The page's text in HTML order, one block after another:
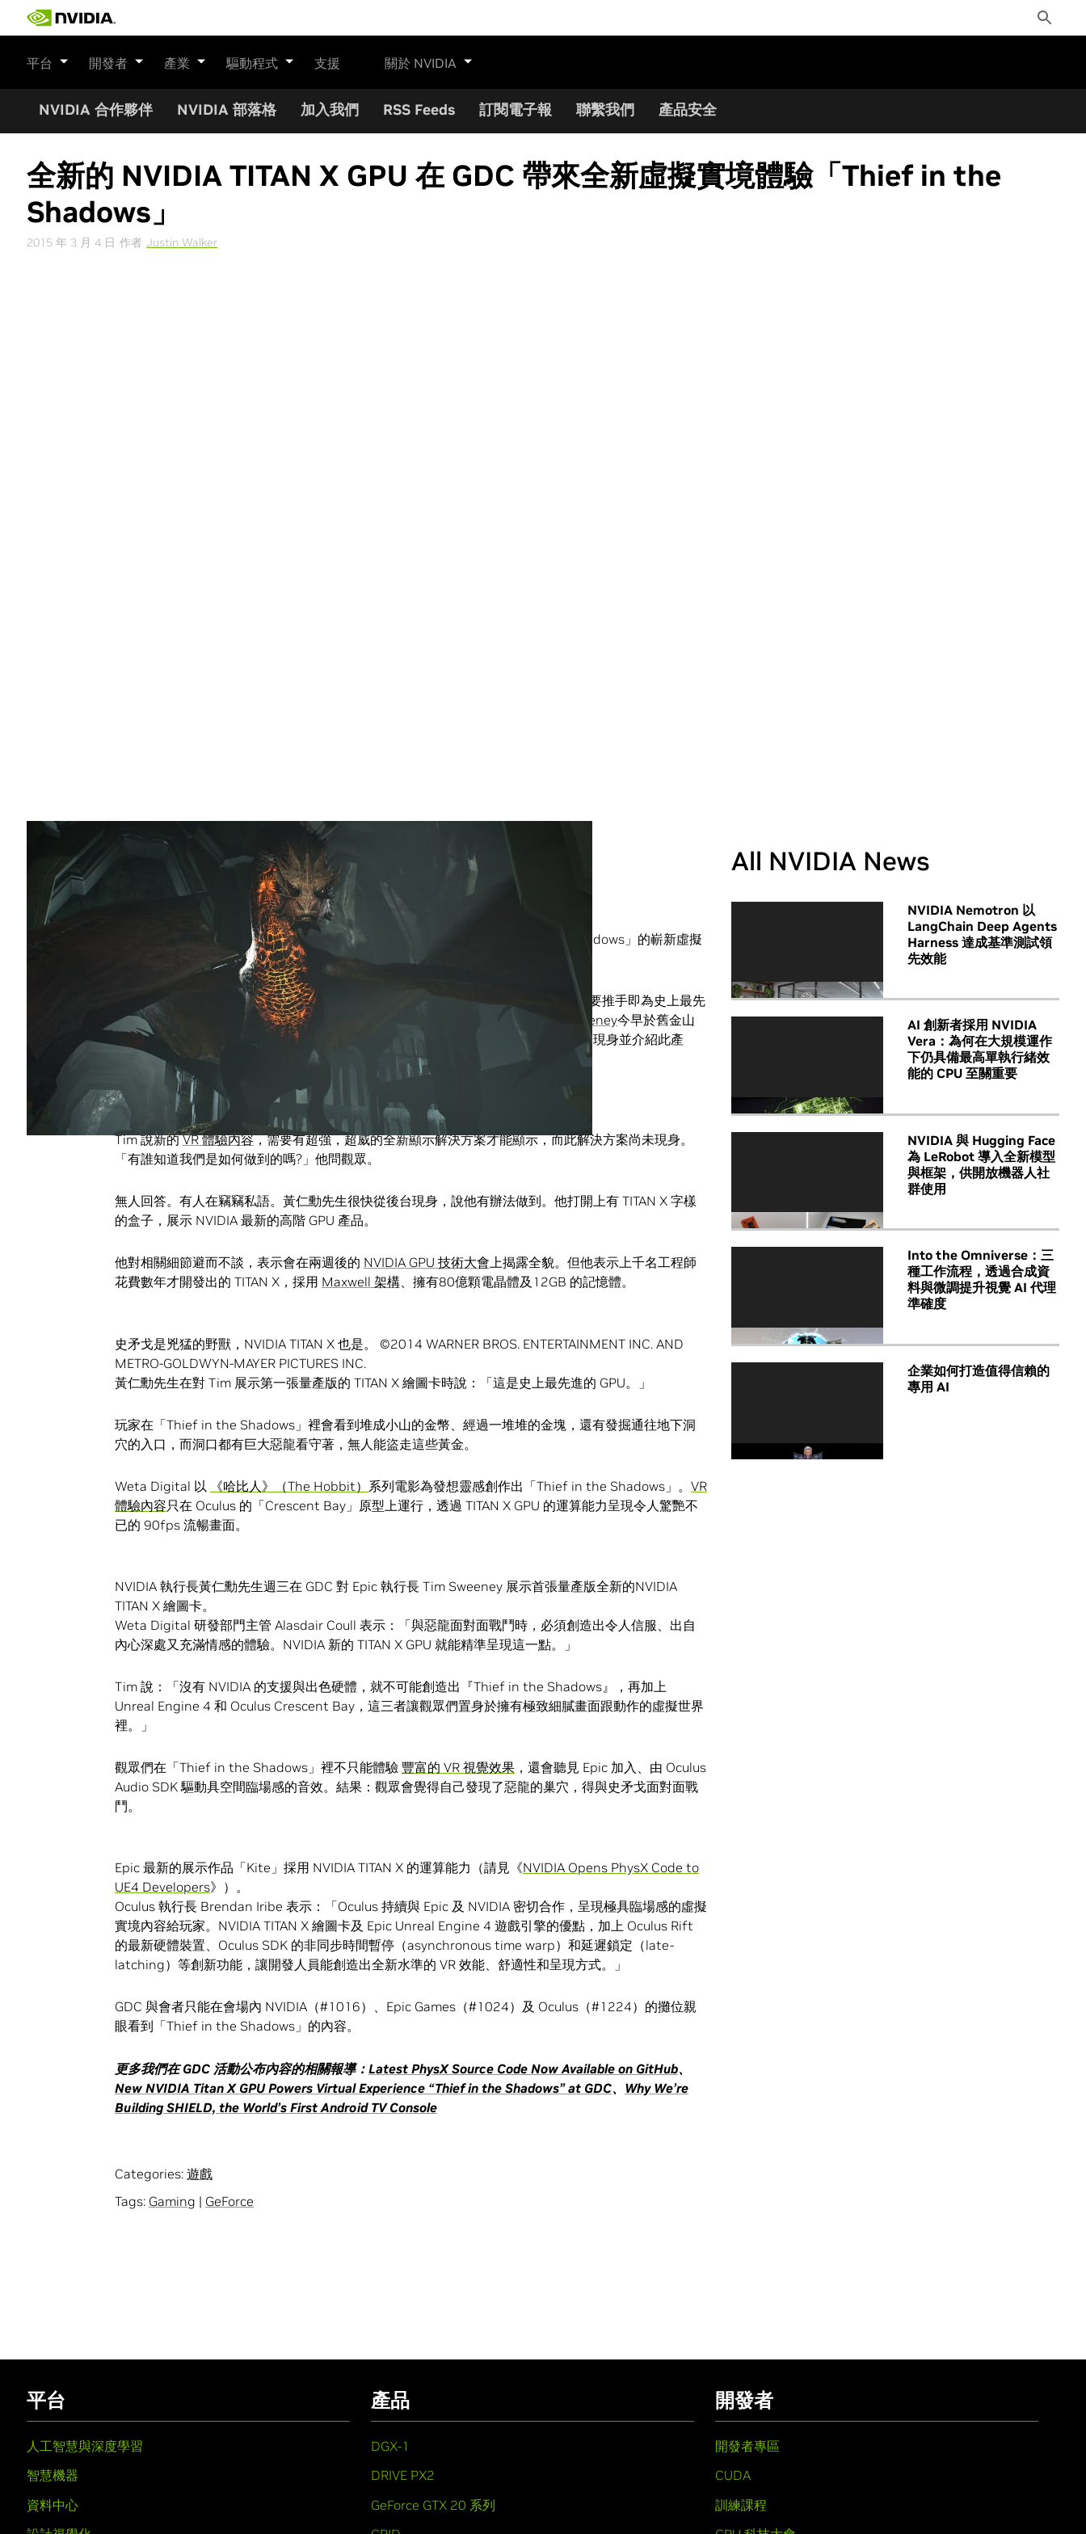
Toggle
Search
平台 開發者 產業 驅動程式 支援 關於 NVIDIA
NVIDIA 合作夥伴 NVIDIA 部落格 加入我們 RSS Feeds 訂閱電子報 聯繫我們 產品安全
全新的 NVIDIA TITAN X GPU 在 GDC 帶來全新虛擬實境體驗「Thief in the
Shadows」
2015 年 3 月 4 日 作者 Justin Walker
Share
年度遊戲開發者大會 (GDC) 甫剛開展即傳出重大消息。
Weta Digital、Epic Games、Oculus 與 NVIDIA 在GDC發表稱為「Thief in the Shadows」的嶄新虛擬
由四家公司共同推出的「Thief in the Shadows」 將 VR 推向全新境界
。而背後的主要推手即為史上最先
進的 GPU —全新的 GeForce GTX TITAN X，Epic 公司
執行長暨共同創辦人 Tim Sweeney今早於舊金山
Moscone 中心舉行主題演講活動時，NVIDIA 執行長黃仁勳先生在三百位嘉賓前突然現身並介紹此產
品。（請見《
NVIDIA Opens PhysX Code to New Developers 》一文）。
NVIDIA TITAN X：要是史矛戈是存 GPU 而非黃金，我們認為惡龍會挑這一款。
Tim 說新的VR 體驗內容，需要有超強，超威的全新顯示解決方案才能顯示，而此解決方案尚未現身。
「有誰知道我們是如何做到的嗎?」他問觀眾。
無人回答。有人在竊竊私語。黃仁勳先生很快從後台現身，說他有辦法做到。他打開上有 TITAN X 字樣
的盒子，展示 NVIDIA 最新的高階 GPU 產品。
他對相關細節避而不談，表示會在兩週後的 NVIDIA GPU 技術大會上揭露全貌。但他表示上千名工程師
花費數年才開發出的 TITAN X，採用 Maxwell 架構、擁有80億顆電晶體及12GB 的記憶體。
史矛戈是兇猛的野獸，NVIDIA TITAN X 也是。 ©2014 WARNER BROS. ENTERTAINMENT INC. AND
METRO-GOLDWYN-MAYER PICTURES INC.
黃仁勳先生在對 Tim 展示第一張量產版的 TITAN X 繪圖卡時說：「這是史上最先進的 GPU。」
玩家在「Thief in the Shadows」裡會看到堆成小山的金幣、經過一堆堆的金塊，還有發掘通往地下洞
穴的入口，而洞口都有巨大惡龍看守著，無人能盜走這些黃金。
Weta Digital 以 《哈比人》（The Hobbit） 系列電影為發想靈感創作出「Thief in the Shadows」。 VR
體驗內容只在 Oculus 的「Crescent Bay」原型上運行，透過 TITAN X GPU 的運算能力呈現令人驚艷不
已的 90fps 流暢畫面。
NVIDIA 執行長黃仁勳先生週三在 GDC 對 Epic 執行長 Tim Sweeney 展示首張量產版全新的NVIDIA
TITAN X 繪圖卡。
Weta Digital 研發部門主管 Alasdair Coull 表示：「與惡龍面對面戰鬥時，必須創造出令人信服、出自
內心深處又充滿情感的體驗。NVIDIA 新的 TITAN X GPU 就能精準呈現這一點。」
Tim 說：「沒有 NVIDIA 的支援與出色硬體，就不可能創造出『Thief in the Shadows』，再加上
Unreal Engine 4 和 Oculus Crescent Bay，這三者讓觀眾們置身於擁有極致細膩畫面跟動作的虛擬世界
裡。」
觀眾們在「Thief in the Shadows」裡不只能體驗 豐富的 VR 視覺效果 ，還會聽見 Epic 加入、由 Oculus
Audio SDK 驅動具空間臨場感的音效。結果：觀眾會覺得自己發現了惡龍的巢穴，得與史矛戈面對面戰
鬥。
Epic 最新的展示作品「Kite」採用 NVIDIA TITAN X 的運算能力（請見《NVIDIA Opens PhysX Code to
UE4 Developers》）。
Oculus 執行長 Brendan Iribe 表示：「Oculus 持續與 Epic 及 NVIDIA 密切合作，呈現極具臨場感的虛擬
實境內容給玩家。NVIDIA TITAN X 繪圖卡及 Epic Unreal Engine 4 遊戲引擎的優點，加上 Oculus Rift
的最新硬體裝置、Oculus SDK 的非同步時間暫停（asynchronous time warp）和延遲鎖定（late-
latching）等創新功能，讓開發人員能創造出全新水準的 VR 效能、舒適性和呈現方式。」
GDC 與會者只能在會場內 NVIDIA（#1016）、Epic Games（#1024）及 Oculus（#1224）的攤位親
眼看到「Thief in the Shadows」的內容。
更多我們在 GDC 活動公布內容的相關報導： Latest PhysX Source Code Now Available on GitHub、
New NVIDIA Titan X GPU Powers Virtual Experience “Thief in the Shadows” at GDC、 Why We’re
Building SHIELD, the World’s First Android TV Console
Categories: 遊戲
Tags: Gaming | GeForce
All NVIDIA News
NVIDIA Nemotron 以
LangChain Deep Agents
Harness 達成基準測試領
先效能
AI 創新者採用 NVIDIA
Vera：為何在大規模運作
下仍具備最高單執行緒效
能的 CPU 至關重要
NVIDIA 與 Hugging Face
為 LeRobot 導入全新模型
與框架，供開放機器人社
群使用
Into the Omniverse：三
種工作流程，透過合成資
料與微調提升視覺 AI 代理
準確度
企業如何打造值得信賴的
專用 AI
平台
人工智慧與深度學習
智慧機器
資料中心
產品
DGX-1
DRIVE PX2
GeForce GTX 20 系列
開發者
開發者專區
CUDA
訓練課程